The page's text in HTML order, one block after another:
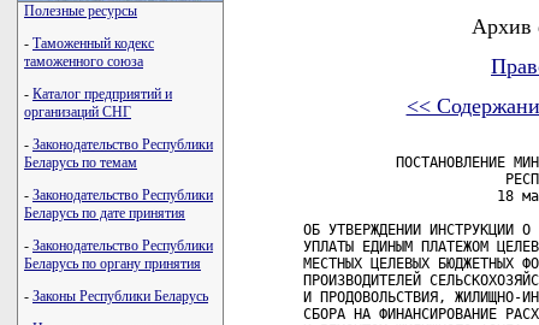
Полезные ресурсы
- Таможенный кодекс
таможенного союза
- Каталог предприятий и
организаций СНГ
- Законодательство Республики
Беларусь по темам
- Законодательство Республики
Беларусь по дате принятия
- Законодательство Республики
Беларусь по органу принятия
- Законы Республики Беларусь
Архив
<<
ПОСТАНОВЛЕНИЕ
18
ОБ УТВЕРЖДЕНИИ ИНСТРУКЦИИ
УПЛАТЫ ЕДИНЫМ ПЛАТЕЖОМ
МЕСТНЫХ ЦЕЛЕВЫХ БЮДЖЕТНЫХ
ПРОИЗВОДИТЕЛЕЙ
И ПРОДОВОЛЬСТВИЯ, ЖИЛИЩНО-
СБОРА НА ФИНАНСИРОВАНИЕ